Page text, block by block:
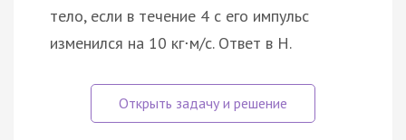
тело, если в течение 4 с его импульс
изменился на 10 кг·м/с. Ответ в Н.